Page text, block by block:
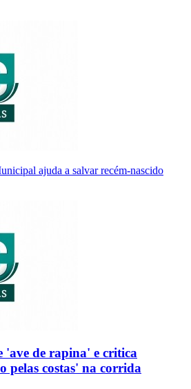
ajuda a salvar recém-nascido
'ave de rapina' e critica
pelas costas' na corrida